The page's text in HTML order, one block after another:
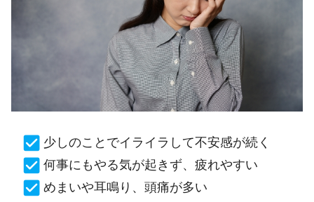
少しのことでイライラして不安感が続く
何事にもやる気が起きず、疲れやすい
めまいや耳鳴り、頭痛が多い